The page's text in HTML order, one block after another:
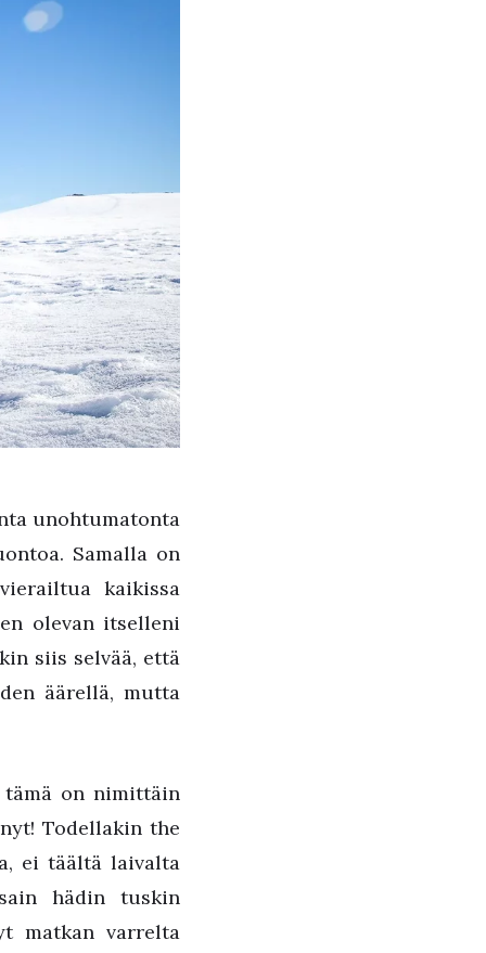
unohtumatonta
Samalla on
kaikissa
olevan itselleni
siis selvää, että
äärellä, mutta
on nimittäin
Todellakin the
ei täältä laivalta
hädin tuskin
matkan varrelta